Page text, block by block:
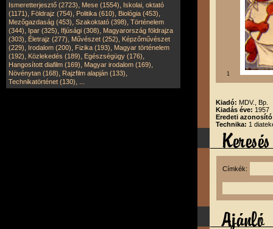
Ismeretterjesztő (2723), Mese (1554), Iskolai, oktató
(1171), Földrajz (754), Politika (610), Biológia (453),
Mezőgazdaság (453), Szakoktató (398), Történelem
(344), Ipar (325), Ifjúsági (308), Magyarország földrajza
(303), Életrajz (277), Művészet (252), Képzőművészet
(229), Irodalom (200), Fizika (193), Magyar történelem
(192), Közlekedés (189), Egészségügy (176),
Hangosított diafilm (169), Magyar irodalom (169),
Növénytan (168), Rajzfilm alapján (133),
Technikatörténet (130),
1
Kiadó: MDV., Bp.
Kiadás éve: 1957
Eredeti
Technika: 1
Címkék: